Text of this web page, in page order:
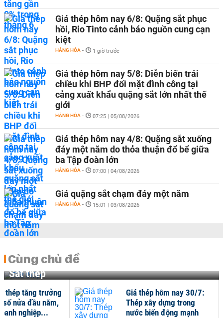
Giá thép hôm nay 6/8: Quặng sắt phục
hồi, Rio Tinto cảnh báo nguồn cung cạn
kiệt
HÀNG HÓA - 1 giờ trước
Giá thép hôm nay 5/8: Diễn biến trái
chiều khi BHP đối mặt đình công tại
cảng xuất khẩu quặng sắt lớn nhất thế
giới
HÀNG HÓA - 07:25 | 05/08/2026
Giá thép hôm nay 4/8: Quặng sắt xuống
đáy một năm do thỏa thuận đổ bể giữa
ba Tập đoàn lớn
HÀNG HÓA - 07:00 | 04/08/2026
Giá quặng sắt chạm đáy một năm
HÀNG HÓA - 15:01 | 03/08/2026
Cùng chủ đề
Sắt thép
thép tăng trưởng
số nửa đầu năm,
nghiệp...
Giá thép hôm nay 30/7:
Thép xây dựng trong
nước biến động mạnh